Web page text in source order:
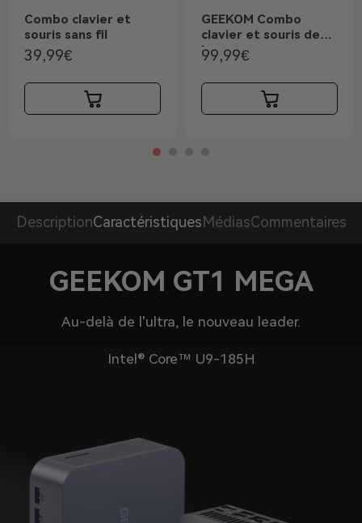
Combo clavier et
souris sans fil
39,99€
GEEKOM Combo
clavier et souris de
jeux
99,99€
DescriptionCaractéristiquesMédiasCommentaires
GEEKOM GT1 MEGA
Au-delà de l'ultra, le nouveau leader.
Intel® Core™ U9-185H